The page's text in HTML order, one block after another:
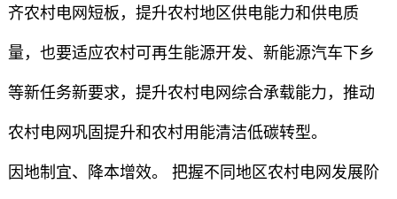
齐农村电网短板，提升农村地区供电能力和供电质
量，也要适应农村可再生能源开发、新能源汽车下乡
等新任务新要求，提升农村电网综合承载能力，推动
农村电网巩固提升和农村用能清洁低碳转型。
因地制宜、降本增效。 把握不同地区农村电网发展阶